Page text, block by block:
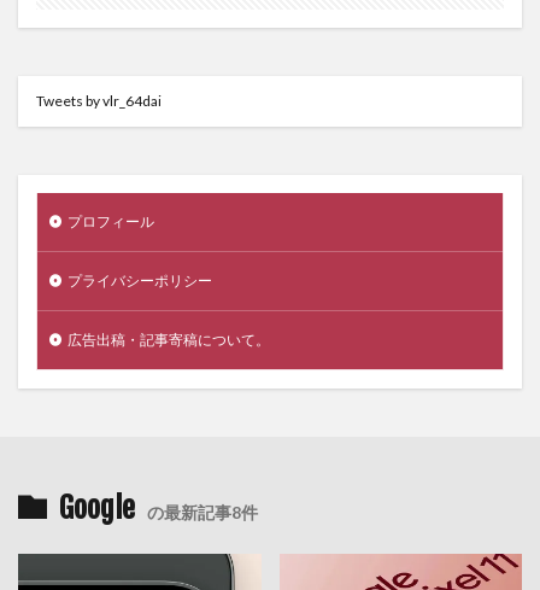
Tweets by vlr_64dai
プロフィール
プライバシーポリシー
広告出稿・記事寄稿について。
Google の最新記事8件